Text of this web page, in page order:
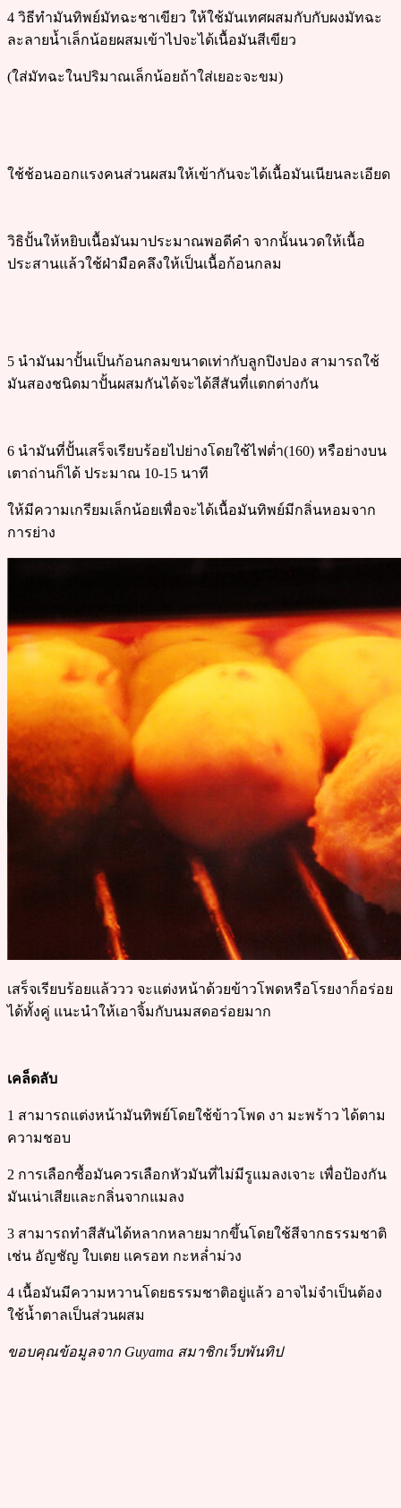
4 วิธีทำมันทิพย์มัทฉะชาเขียว ให้ใช้มันเทศผสมกับกับผงมัทฉะ
ละลายน้ำเล็กน้อยผสมเข้าไปจะได้เนื้อมันสีเขียว
(ใส่มัทฉะในปริมาณเล็กน้อยถ้าใส่เยอะจะขม)
ใช้ช้อนออกแรงคนส่วนผสมให้เข้ากันจะได้เนื้อมันเนียนละเอียด
วิธิปั้นให้หยิบเนื้อมันมาประมาณพอดีคำ จากนั้นนวดให้เนื้อ
ประสานแล้วใช้ฝ่ามือคลึงให้เป็นเนื้อก้อนกลม
5 นำมันมาปั้นเป็นก้อนกลมขนาดเท่ากับลูกปิงปอง สามารถใช้
มันสองชนิดมาปั้นผสมกันได้จะได้สีสันที่แตกต่างกัน
6 นำมันที่ปั้นเสร็จเรียบร้อยไปย่างโดยใช้ไฟต่ำ(160) หรือย่างบน
เตาถ่านก็ได้ ประมาณ 10-15 นาที
ให้มีความเกรียมเล็กน้อยเพื่อจะได้เนื้อมันทิพย์มีกลิ่นหอมจาก
การย่าง
เสร็จเรียบร้อยแล้ววว จะแต่งหน้าด้วยข้าวโพดหรือโรยงาก็อร่อย
ได้ทั้งคู่ แนะนำให้เอาจิ้มกับนมสดอร่อยมาก
เคล็ดลับ
1 สามารถแต่งหน้ามันทิพย์โดยใช้ข้าวโพด งา มะพร้าว ได้ตาม
ความชอบ
2 การเลือกซื้อมันควรเลือกหัวมันที่ไม่มีรูแมลงเจาะ เพื่อป้องกัน
มันเน่าเสียและกลิ่นจากแมลง
3 สามารถทำสีสันได้หลากหลายมากขึ้นโดยใช้สีจากธรรมชาติ
เช่น อัญชัญ ใบเตย แครอท กะหล่ำม่วง
4 เนื้อมันมีความหวานโดยธรรมชาติอยู่แล้ว อาจไม่จำเป็นต้อง
ใช้น้ำตาลเป็นส่วนผสม
ขอบคุณข้อมูลจาก Guyama สมาชิกเว็บพันทิป